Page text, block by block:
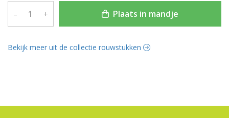
– + Plaats in mandje
Bekijk meer uit de collectie rouwstukken